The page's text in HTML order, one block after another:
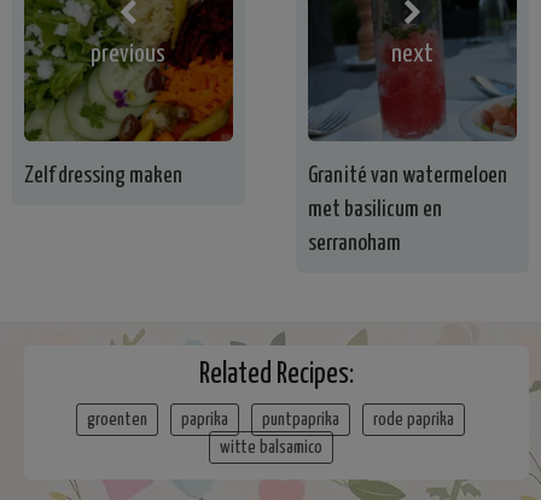
previous
Zelf dressing maken
next
Granité van watermeloen
met basilicum en
serranoham
Related Recipes:
groenten paprika puntpaprika
rode paprika
witte balsamico